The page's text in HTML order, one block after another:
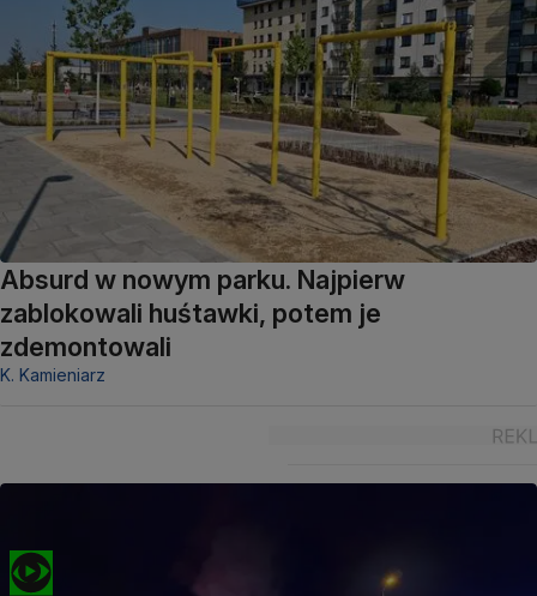
Absurd w nowym parku. Najpierw
zablokowali huśtawki, potem je
zdemontowali
K. Kamieniarz